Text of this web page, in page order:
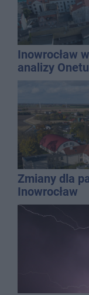
Inowrocław
analizy
najbardziej
Zmiany dla
Inowrocław